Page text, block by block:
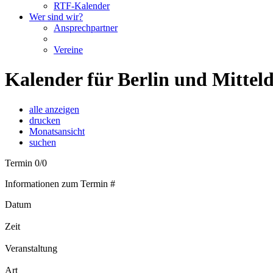
RTF-Kalender
Wer sind wir?
Ansprechpartner
Vereine
Kalender für Berlin und
alle anzeigen
drucken
Monatsansicht
suchen
Termin 0/0
Informationen zum Termin #
Datum
Zeit
Veranstaltung
Art